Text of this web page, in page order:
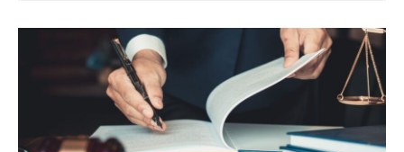
Home
Quem somos
Informativos